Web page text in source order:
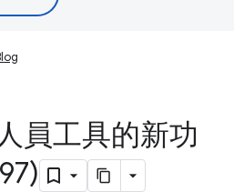
員工具的新功